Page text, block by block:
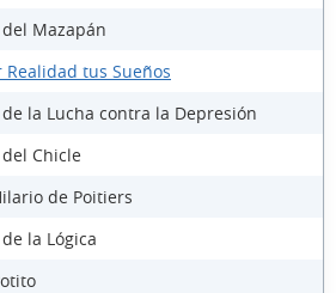
Mazapán
Realidad tus Sueños
la Lucha contra la Depresión
Chicle
de Poitiers
la Lógica